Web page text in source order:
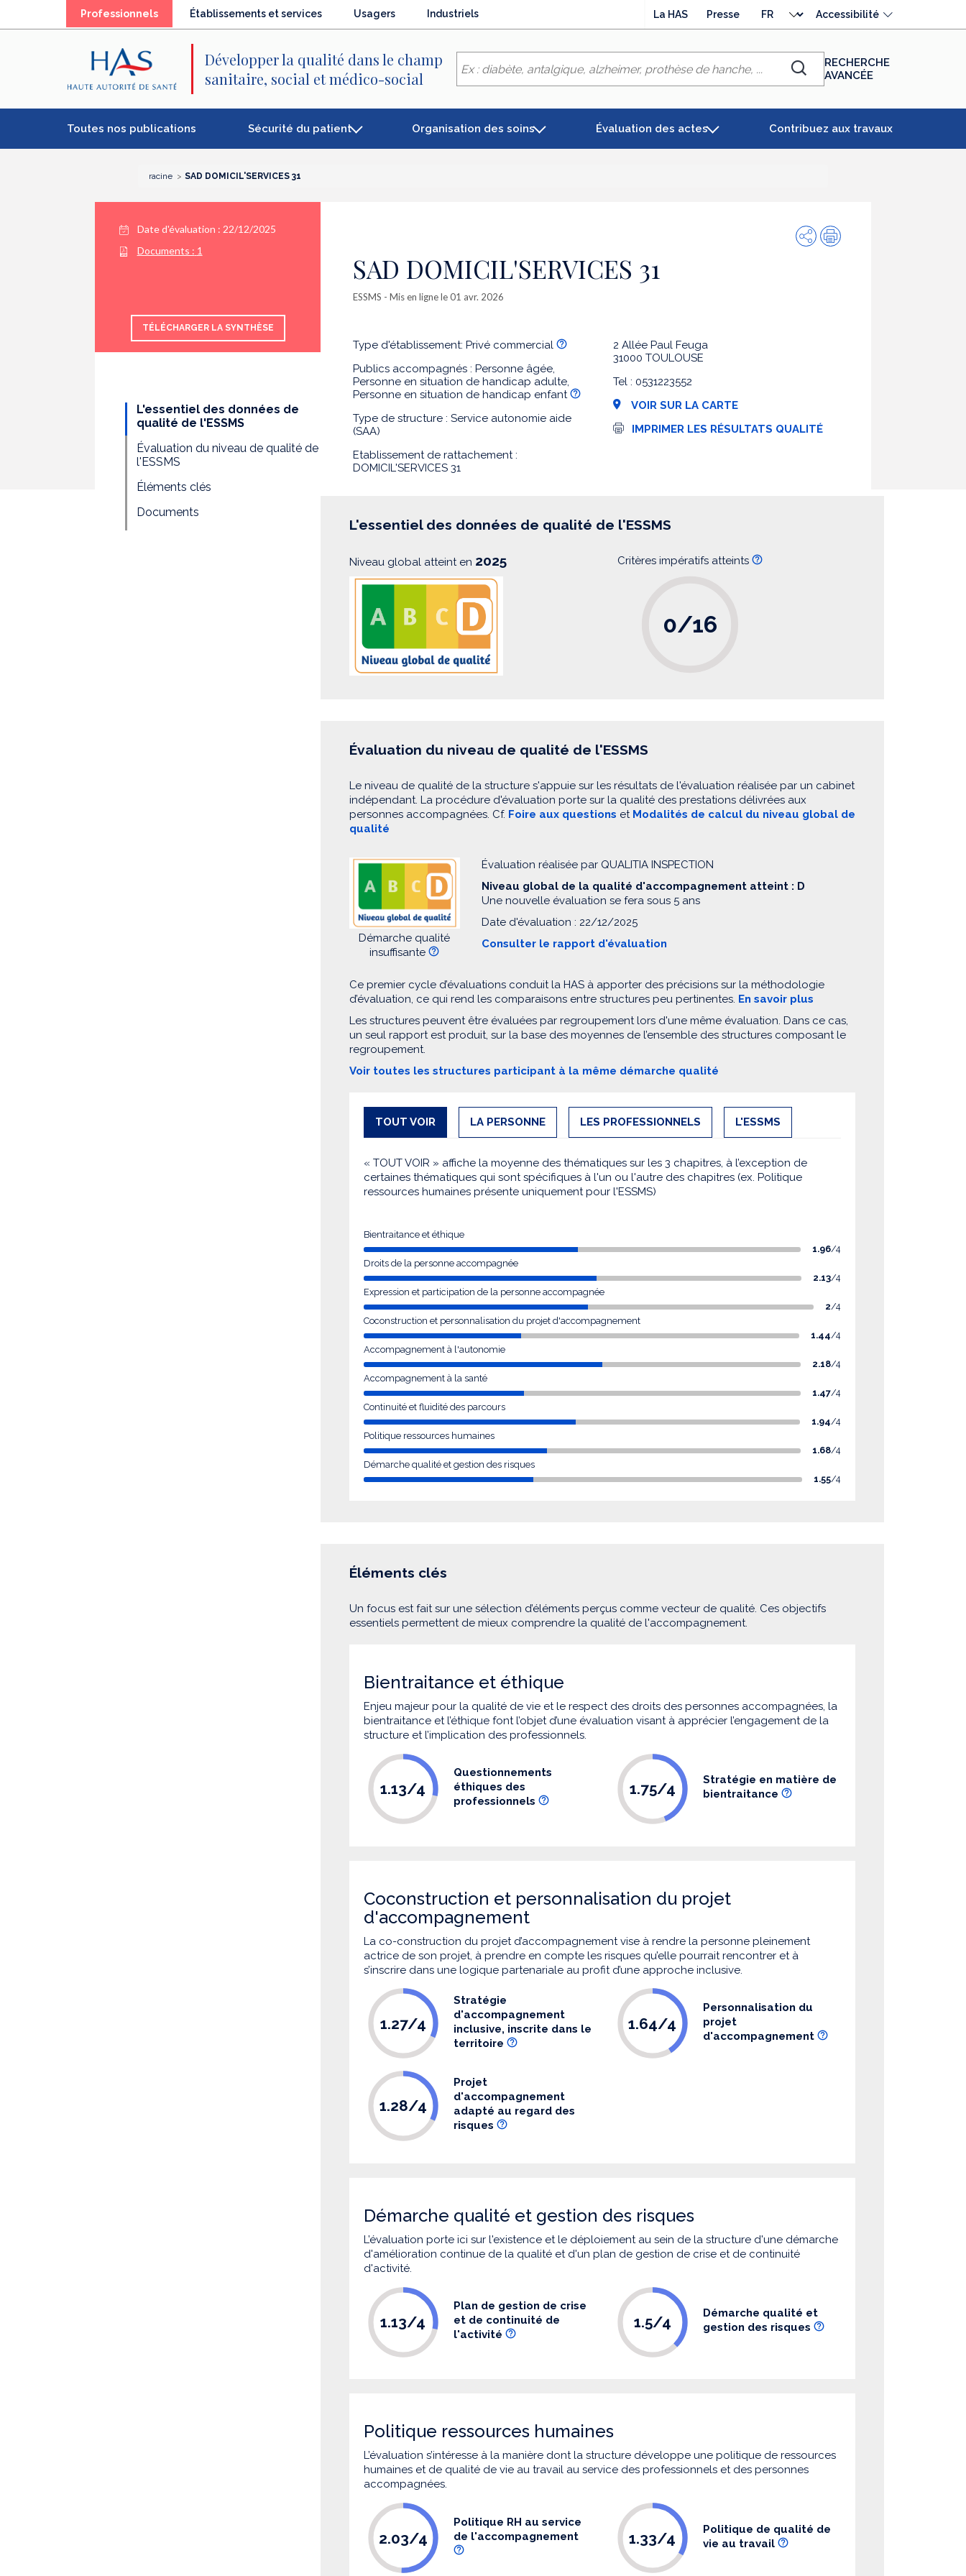
Professionnels Établissements et services Usagers Industriels La HAS Presse
langue
Accessibilité
Développer la qualité dans le champ
sanitaire, social et médico-social
Chercher
RECHERCHE
AVANCÉE
Toutes nos publications Sécurité du patient Organisation des soins Évaluation des actes Contribuez aux travaux
racine SAD DOMICIL'SERVICES 31
Date d'évaluation : 22/12/2025
Documents : 1
TÉLÉCHARGER LA SYNTHÈSE
L'essentiel des données de
qualité de l'ESSMS
Évaluation du niveau de qualité de
l'ESSMS
Éléments clés
Documents
PartagerImpression
SAD DOMICIL'SERVICES 31
ESSMS - Mis en ligne le 01 avr. 2026
Type d'établissement: Privé commercial
Publics accompagnés : Personne âgée,
Personne en situation de handicap adulte,
Personne en situation de handicap enfant
Type de structure : Service autonomie aide
(SAA)
Etablissement de rattachement :
DOMICIL'SERVICES 31
2 Allée Paul Feuga
31000 TOULOUSE
Tel : 0531223552
VOIR SUR LA CARTE
I
n
IMPRIMER LES RÉSULTATS QUALITÉ
L'essentiel des données de qualité de l'ESSMS
Niveau global atteint en 2025 Critères impératifs atteints
0/16
Évaluation du niveau de qualité de l'ESSMS
Le niveau de qualité de la structure s'appuie sur les résultats de l'évaluation réalisée par un cabinet
indépendant. La procédure d'évaluation porte sur la qualité des prestations délivrées aux
personnes accompagnées. Cf. Foire aux questions et Modalités de calcul du niveau global de
qualité
Démarche qualité
insuffisante
Évaluation réalisée par QUALITIA INSPECTION
Niveau global de la qualité d'accompagnement atteint : D
Une nouvelle évaluation se fera sous 5 ans
Date d'évaluation : 22/12/2025
Consulter le rapport d'évaluation
Ce premier cycle d’évaluations conduit la HAS à apporter des précisions sur la méthodologie
d’évaluation, ce qui rend les comparaisons entre structures peu pertinentes. En savoir plus
Les structures peuvent être évaluées par regroupement lors d'une même évaluation. Dans ce cas,
un seul rapport est produit, sur la base des moyennes de l’ensemble des structures composant le
regroupement.
Voir toutes les structures participant à la même démarche qualité
TOUT VOIR LA PERSONNE LES PROFESSIONNELS L'ESSMS
« TOUT VOIR » affiche la moyenne des thématiques sur les 3 chapitres, à l’exception de
certaines thématiques qui sont spécifiques à l'un ou l'autre des chapitres (ex. Politique
ressources humaines présente uniquement pour l'ESSMS)
Bientraitance et éthique
1.96/4
Droits de la personne accompagnée
2.13/4
Expression et participation de la personne accompagnée
2/4
Coconstruction et personnalisation du projet d'accompagnement
1.44/4
Accompagnement à l'autonomie
2.18/4
Accompagnement à la santé
1.47/4
Continuité et fluidité des parcours
1.94/4
Politique ressources humaines
1.68/4
Démarche qualité et gestion des risques
1.55/4
Éléments clés
Un focus est fait sur une sélection d’éléments perçus comme vecteur de qualité. Ces objectifs
essentiels permettent de mieux comprendre la qualité de l'accompagnement.
Bientraitance et éthique
Enjeu majeur pour la qualité de vie et le respect des droits des personnes accompagnées, la
bientraitance et l’éthique font l’objet d’une évaluation visant à apprécier l’engagement de la
structure et l’implication des professionnels.
1.13/4
Questionnements
éthiques des
professionnels
1.75/4
Stratégie en matière de
bientraitance
Coconstruction et personnalisation du projet
d'accompagnement
La co-construction du projet d’accompagnement vise à rendre la personne pleinement
actrice de son projet, à prendre en compte les risques qu’elle pourrait rencontrer et à
s’inscrire dans une logique partenariale au profit d’une approche inclusive.
1.27/4
Stratégie
d'accompagnement
inclusive, inscrite dans le
territoire
1.64/4
Personnalisation du
projet
d'accompagnement
1.28/4
Projet
d'accompagnement
adapté au regard des
risques
Démarche qualité et gestion des risques
L’évaluation porte ici sur l'existence et le déploiement au sein de la structure d'une démarche
d'amélioration continue de la qualité et d'un plan de gestion de crise et de continuité
d'activité.
1.13/4
Plan de gestion de crise
et de continuité de
l'activité
1.5/4
Démarche qualité et
gestion des risques
Politique ressources humaines
L’évaluation s’intéresse à la manière dont la structure développe une politique de ressources
humaines et de qualité de vie au travail au service des professionnels et des personnes
accompagnées.
2.03/4
Politique RH au service
de l'accompagnement
1.33/4
Politique de qualité de
vie au travail